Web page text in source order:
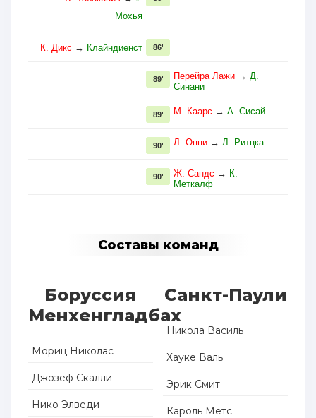
Мохья
К. Дикс → Клайндиенст 86'
Перейра Лажи → Д.
Синани
89'
М. Каарс → А. Сисай
89'
Л. Оппи → Л. Ритцка
90'
Ж. Сандс → К.
Меткалф
90'
Составы команд
Боруссия
Менхенгладбах
Мориц Николас
Джозеф Скалли
Нико Элведи
Санкт-Паули
Никола Василь
Хауке Валь
Эрик Смит
Кароль Метс